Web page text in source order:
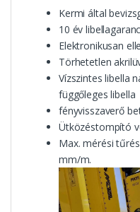
Kermi által
10 év
Elektronikusan
Törhetetlen
Vízszintes libella
függőleges libella
fényvisszaverő
Ütközéstompító
Max. mérési
mm/m.